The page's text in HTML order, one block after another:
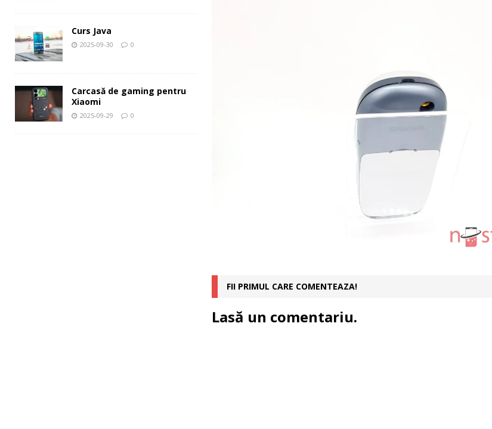
FII PRIMUL CARE COMENTEAZA!
Lasă un comentariu.
Curs Java
2025-09-30 0
Carcasă de gaming pentru
Xiaomi
2025-09-29 0